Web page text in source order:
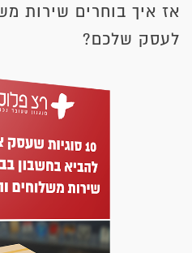
אז איך בוחרים שירות
לעסק שלכם?